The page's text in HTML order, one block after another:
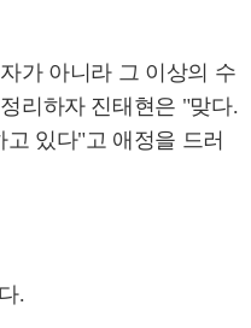
가 아니라 그 이상의 수
리하자 진태현은 "맞다.
있다"고 애정을 드러
.